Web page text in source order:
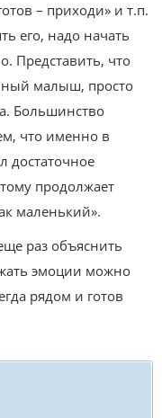
– приходи» и т.п.
его, надо начать
Представить, что
малыш, просто
Большинство
что именно в
достаточное
продолжает
маленький».
раз объяснить
эмоции можно
рядом и готов